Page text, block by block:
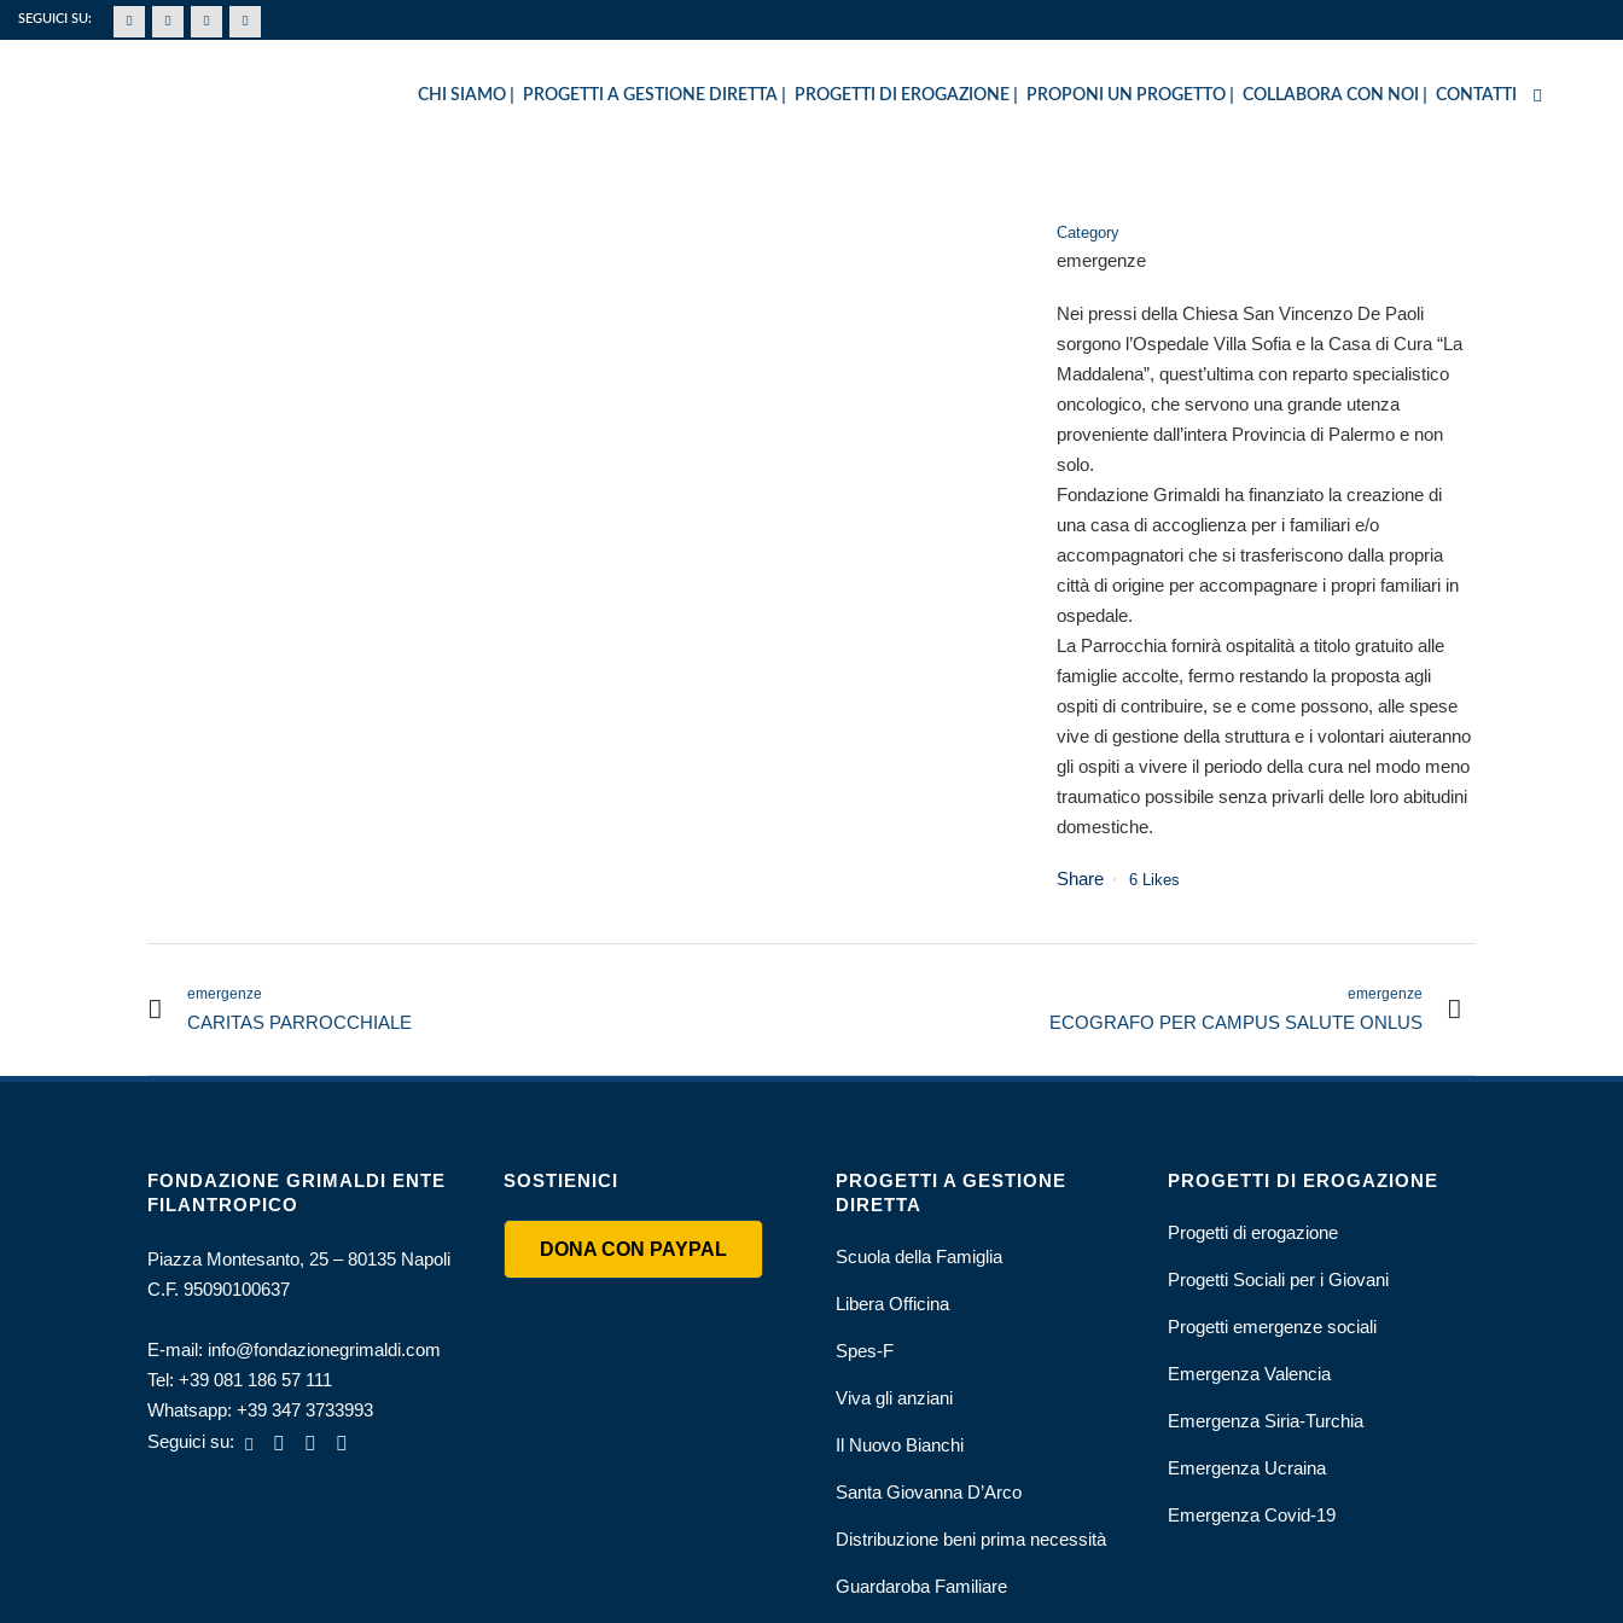
SEGUICI SU:
CHI SIAMO PROGETTI A GESTIONE DIRETTA PROGETTI DI EROGAZIONE PROPONI UN PROGETTO COLLABORA CON NOI CONTATTI
Category
emergenze
Nei pressi della Chiesa San Vincenzo De Paoli
sorgono l’Ospedale Villa Sofia e la Casa di Cura “La
Maddalena”, quest’ultima con reparto specialistico
oncologico, che servono una grande utenza
proveniente dall’intera Provincia di Palermo e non
solo.
Fondazione Grimaldi ha finanziato la creazione di
una casa di accoglienza per i familiari e/o
accompagnatori che si trasferiscono dalla propria
città di origine per accompagnare i propri familiari in
ospedale.
La Parrocchia fornirà ospitalità a titolo gratuito alle
famiglie accolte, fermo restando la proposta agli
ospiti di contribuire, se e come possono, alle spese
vive di gestione della struttura e i volontari aiuteranno
gli ospiti a vivere il periodo della cura nel modo meno
traumatico possibile senza privarli delle loro abitudini
domestiche.
Share 6 Likes
emergenze
CARITAS PARROCCHIALE
emergenze
ECOGRAFO PER CAMPUS SALUTE ONLUS
FONDAZIONE GRIMALDI ENTE
FILANTROPICO
Piazza Montesanto, 25 – 80135 Napoli
C.F. 95090100637
E-mail: info@fondazionegrimaldi.com
Tel: +39 081 186 57 111
Whatsapp: +39 347 3733993
Seguici su:
SOSTIENICI
DONA CON PAYPAL
PROGETTI A GESTIONE
DIRETTA
Scuola della Famiglia
Libera Officina
Spes-F
Viva gli anziani
Il Nuovo Bianchi
Santa Giovanna D’Arco
Distribuzione beni prima necessità
Guardaroba Familiare
PROGETTI DI EROGAZIONE
Progetti di erogazione
Progetti Sociali per i Giovani
Progetti emergenze sociali
Emergenza Valencia
Emergenza Siria-Turchia
Emergenza Ucraina
Emergenza Covid-19